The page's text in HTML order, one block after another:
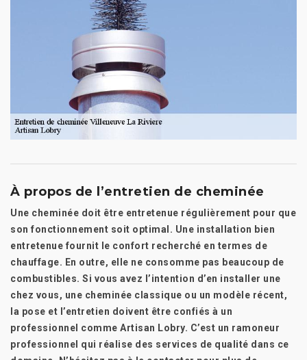
À propos de l’entretien de cheminée
Une cheminée doit être entretenue régulièrement pour que
son fonctionnement soit optimal. Une installation bien
entretenue fournit le confort recherché en termes de
chauffage. En outre, elle ne consomme pas beaucoup de
combustibles. Si vous avez l’intention d’en installer une
chez vous, une cheminée classique ou un modèle récent,
la pose et l’entretien doivent être confiés à un
professionnel comme Artisan Lobry. C’est un ramoneur
professionnel qui réalise des services de qualité dans ce